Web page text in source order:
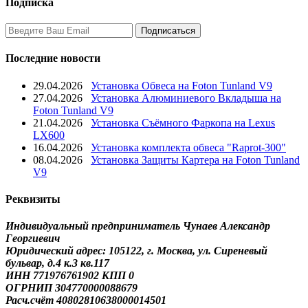
Подписка
Последние новости
29.04.2026
Установка Обвеса на Foton Tunland V9
27.04.2026
Установка Алюминиевого Вкладыша на
Foton Tunland V9
21.04.2026
Установка Съёмного Фаркопа на Lexus
LX600
16.04.2026
Установка комплекта обвеса "Raprot-300"
08.04.2026
Установка Защиты Картера на Foton Tunland
V9
Реквизиты
Индивидуальный предприниматель Чунаев Александр
Георгиевич
Юридический адрес: 105122, г. Москва, ул. Сиреневый
бульвар, д.4 к.3 кв.117
ИНН 771976761902 КПП 0
ОГРНИП 304770000088679
Расч.счёт 40802810638000014501